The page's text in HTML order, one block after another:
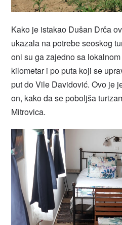
Kako je istakao Dušan Drča
ukazala na potrebe seoskog
oni su ga zajedno sa
kilometar i po puta koji se
put do Vile Davidović. Ovo je
on, kako da se poboljša
Mitrovica.